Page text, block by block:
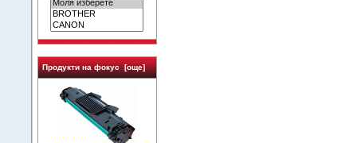
Продукти на фокус [още]